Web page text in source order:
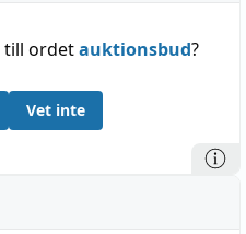
till ordetauktionsbud?
Vet inte